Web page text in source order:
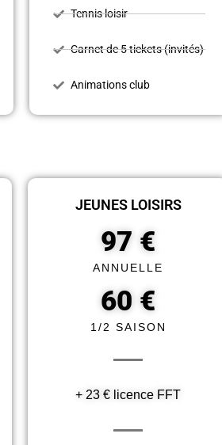
Tennis loisir
Carnet de 5 tickets (invités)
Animations club
JEUNES LOISIRS
97 €
ANNUELLE
60 €
1/2 SAISON
+ 23 € licence FFT